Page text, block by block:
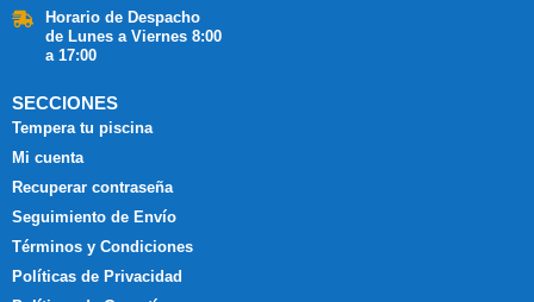
Horario de Despacho
de Lunes a Viernes 8:00
a 17:00
SECCIONES
Tempera tu piscina
Mi cuenta
Recuperar contraseña
Seguimiento de Envío
Términos y Condiciones
Políticas de Privacidad